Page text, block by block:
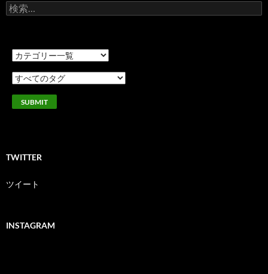
検
索:
TWITTER
ツイート
INSTAGRAM